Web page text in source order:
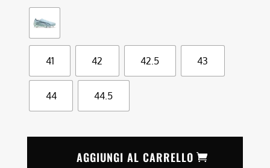
41 42 42.5 43
44 44.5
AGGIUNGI AL CARRELLO